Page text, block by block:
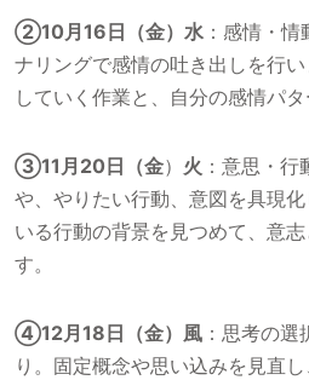
②10月16日（金）水 ：感情・
ナリングで感情の吐き出しを行
していく作業と、自分の感情パタ
③11月20日（金） 火 ：意思・
や、やりたい行動、意図を具現
いる行動の背景を見つめて、意
す。
④12月18日（金）風 ：思考の
り。固定概念や思い込みを見直